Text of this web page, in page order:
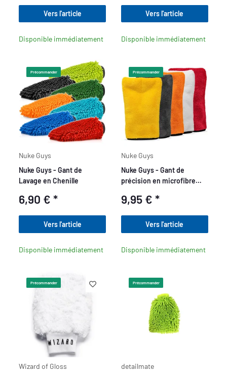
Vers l'article
Disponible immédiatement
Vers l'article
Disponible immédiatement
Précommander
Nuke Guys
Nuke Guys - Gant de
Lavage en Chenille
6,90 €*
Vers l'article
Disponible immédiatement
Précommander
Nuke Guys
Nuke Guys - Gant de
précision en microfibre
15x25cm, 1000 GSM
9,95 € *
Vers l'article
Disponible immédiatement
Précommander
Wizard of Gloss
Précommander
detailmate